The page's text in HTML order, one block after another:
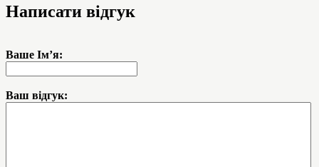
Написати відгук
Ваше Ім’я:
Ваш відгук: